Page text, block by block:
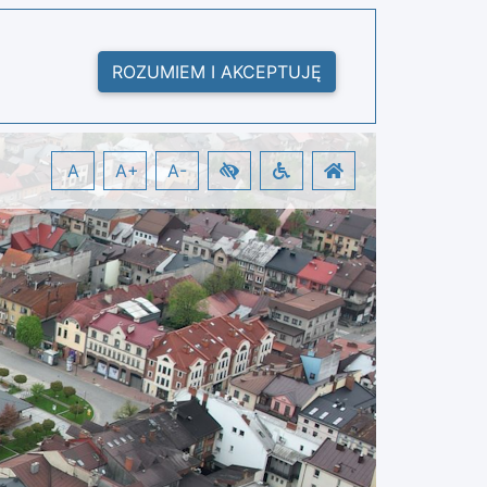
ROZUMIEM I AKCEPTUJĘ
A A+ A-